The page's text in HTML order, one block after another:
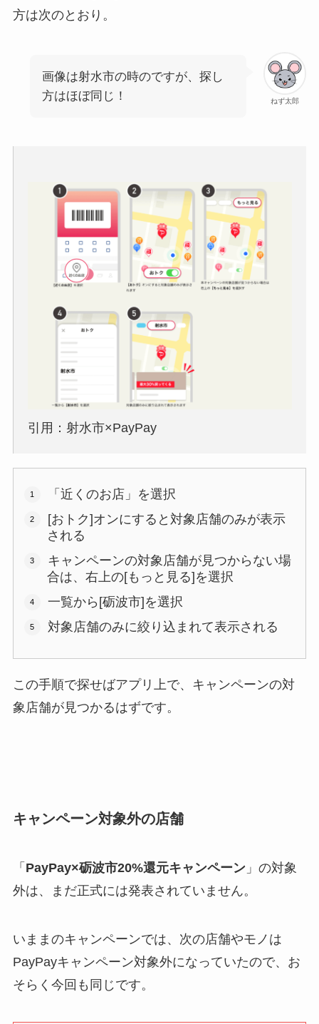
方は次のとおり。
ねず太郎
画像は射水市の時のですが、探し
方はほぼ同じ！
引用：射水市×PayPay
「近くのお店」を選択
[おトク]オンにすると対象店舗のみが表示
される
キャンペーンの対象店舗が見つからない場
合は、右上の[もっと見る]を選択
一覧から[砺波市]を選択
対象店舗のみに絞り込まれて表示される
この手順で探せばアプリ上で、キャンペーンの対
象店舗が見つかるはずです。
キャンペーン対象外の店舗
「 PayPay×砺波市20%還元キャンペーン」の対象
外は、まだ正式には発表されていません。
いままのキャンペーンでは、次の店舗やモノは
PayPayキャンペーン対象外になっていたので、お
そらく今回も同じです。